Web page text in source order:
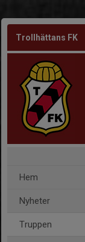
Trollhättans FK
Hem
Nyheter
Truppen